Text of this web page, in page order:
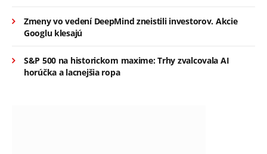
Zmeny vo vedení DeepMind zneistili investorov. Akcie
Googlu klesajú
S&P 500 na historickom maxime: Trhy zvalcovala AI
horúčka a lacnejšia ropa